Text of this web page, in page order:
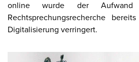
online wurde der
Rechtsprechungsrecherche
Digitalisierung verringert.